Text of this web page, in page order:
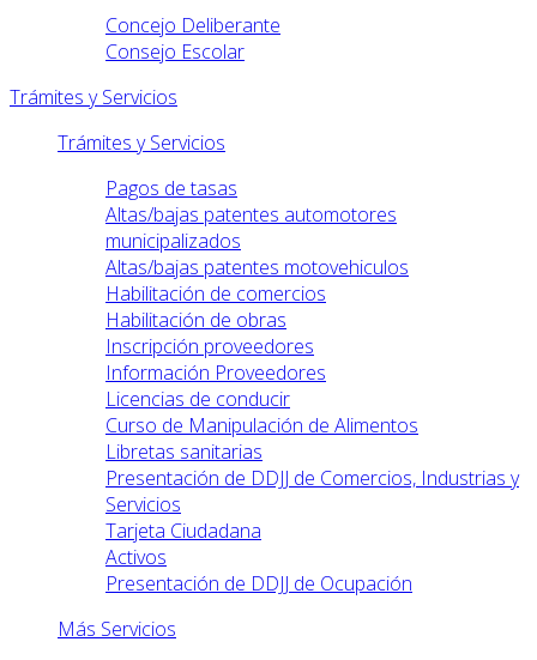
Concejo Deliberante
Consejo Escolar
Trámites y Servicios
Trámites y Servicios
Pagos de tasas
Altas/bajas patentes automotores
municipalizados
Altas/bajas patentes motovehiculos
Habilitación de comercios
Habilitación de obras
Inscripción proveedores
Información Proveedores
Licencias de conducir
Curso de Manipulación de Alimentos
Libretas sanitarias
Presentación de DDJJ de Comercios, Industrias y
Servicios
Tarjeta Ciudadana
Activos
Presentación de DDJJ de Ocupación
Más Servicios